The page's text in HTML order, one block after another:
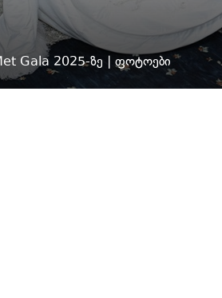
Gala 2025-ზე | ფოტოები